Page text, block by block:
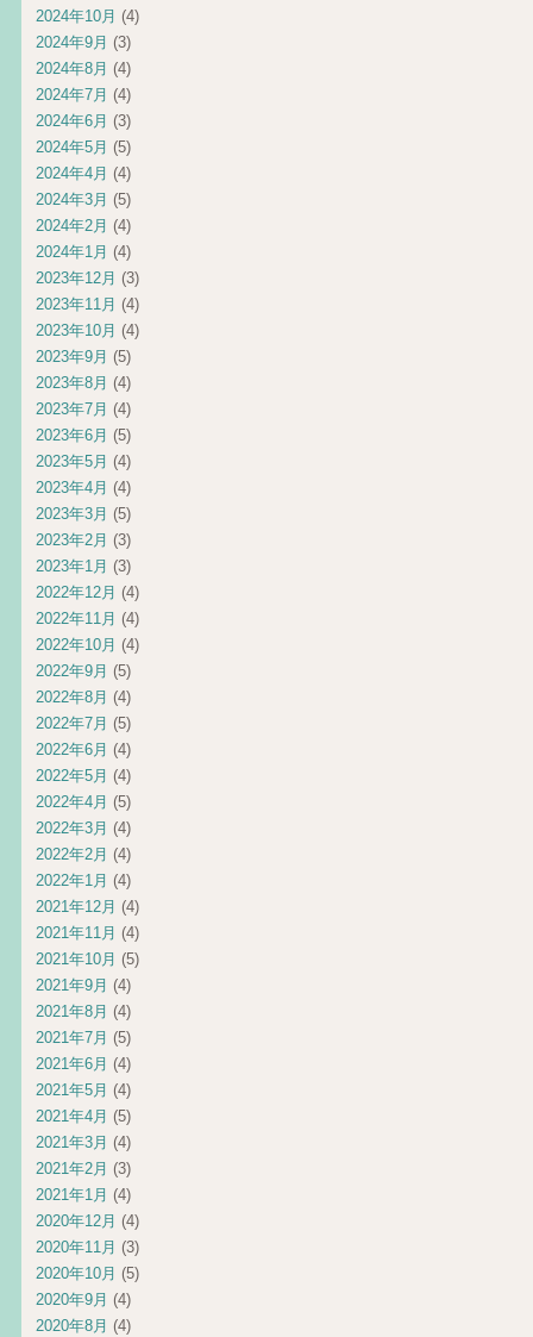
2024年10月 (4)
2024年9月 (3)
2024年8月 (4)
2024年7月 (4)
2024年6月 (3)
2024年5月 (5)
2024年4月 (4)
2024年3月 (5)
2024年2月 (4)
2024年1月 (4)
2023年12月 (3)
2023年11月 (4)
2023年10月 (4)
2023年9月 (5)
2023年8月 (4)
2023年7月 (4)
2023年6月 (5)
2023年5月 (4)
2023年4月 (4)
2023年3月 (5)
2023年2月 (3)
2023年1月 (3)
2022年12月 (4)
2022年11月 (4)
2022年10月 (4)
2022年9月 (5)
2022年8月 (4)
2022年7月 (5)
2022年6月 (4)
2022年5月 (4)
2022年4月 (5)
2022年3月 (4)
2022年2月 (4)
2022年1月 (4)
2021年12月 (4)
2021年11月 (4)
2021年10月 (5)
2021年9月 (4)
2021年8月 (4)
2021年7月 (5)
2021年6月 (4)
2021年5月 (4)
2021年4月 (5)
2021年3月 (4)
2021年2月 (3)
2021年1月 (4)
2020年12月 (4)
2020年11月 (3)
2020年10月 (5)
2020年9月 (4)
2020年8月 (4)